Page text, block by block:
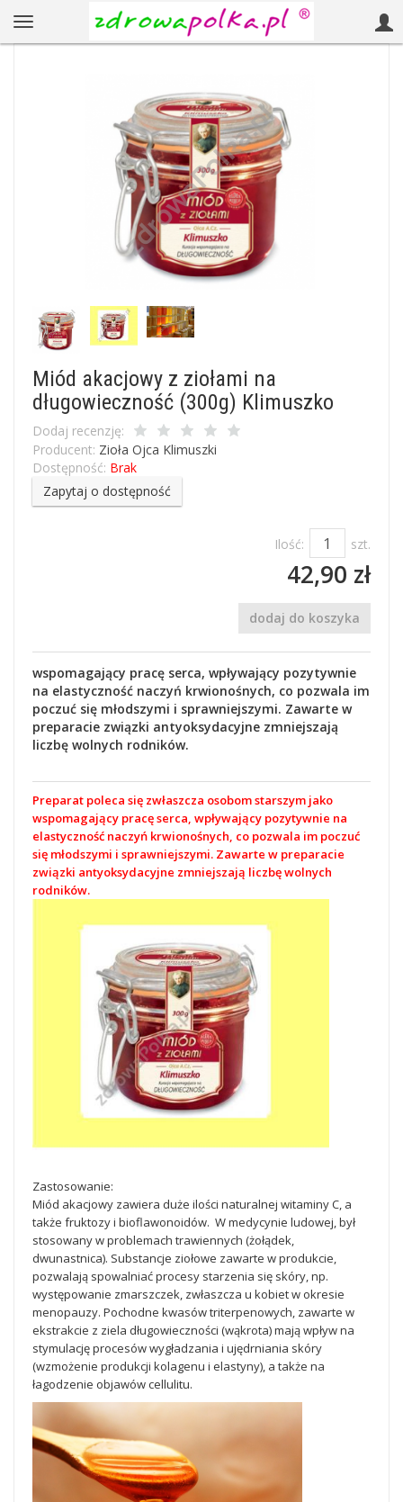
Miód akacjowy z ziołami na
długowieczność (300g) Klimuszko
Dodaj recenzję:
Producent: Zioła Ojca Klimuszki
Dostępność: Brak
Zapytaj o dostępność
Ilość: szt.
42,90 zł
dodaj do koszyka
wspomagający pracę serca, wpływający pozytywnie
na elastyczność naczyń krwionośnych, co pozwala im
poczuć się młodszymi i sprawniejszymi. Zawarte w
preparacie związki antyoksydacyjne zmniejszają
liczbę wolnych rodników.
Preparat poleca się zwłaszcza osobom starszym jako
wspomagający pracę serca, wpływający pozytywnie na
elastyczność naczyń krwionośnych, co pozwala im poczuć
się młodszymi i sprawniejszymi. Zawarte w preparacie
związki antyoksydacyjne zmniejszają liczbę wolnych
rodników.
Zastosowanie:
Miód akacjowy zawiera duże ilości naturalnej witaminy C, a
także fruktozy i bioflawonoidów. W medycynie ludowej, był
stosowany w problemach trawiennych (żołądek,
dwunastnica). Substancje ziołowe zawarte w produkcie,
pozwalają spowalniać procesy starzenia się skóry, np.
występowanie zmarszczek, zwłaszcza u kobiet w okresie
menopauzy. Pochodne kwasów triterpenowych, zawarte w
ekstrakcie z ziela długowieczności (wąkrota) mają wpływ na
stymulację procesów wygładzania i ujędrniania skóry
(wzmożenie produkcji kolagenu i elastyny), a także na
łagodzenie objawów cellulitu.